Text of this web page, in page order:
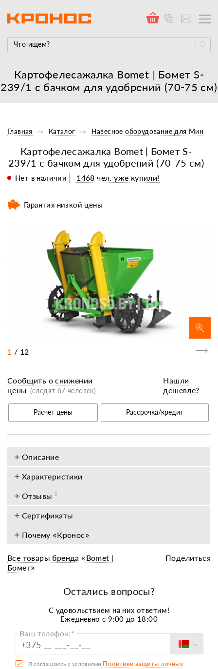
Картофелесажалка Bomet | Бомет S-
239/1 с бачком для удобрений (70-75 см)
Главная Каталог Навесное оборудование для
Картофелесажалка Bomet | Бомет S-
239/1 с бачком для удобрений (70-75 см)
Нет в наличии 1468 чел. уже купили!
Гарантия низкой цены
1 / 12
Расчет цены Рассрочка/кредит
Сообщить о снижении
цены (следят 67 человек)
Нашли
дешевле?
Описание
Характеристики
Отзывы 2
Сертификаты
Почему «Кронос»
Все товары бренда «Bomet |
Бомет»
Поделиться
Остались вопросы?
C удовольствием на них ответим!
Ежедневно с 9:00 до 18:00
Ваш телефон:*
Я соглашаюсь с условиями Политики защиты личных